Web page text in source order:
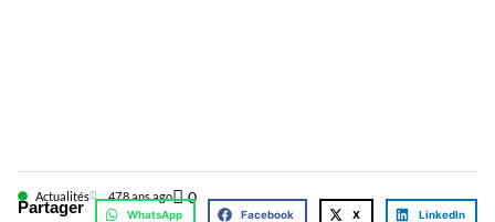
Actualités 478 ans ago 0
Partager WhatsApp Facebook X LinkedIn